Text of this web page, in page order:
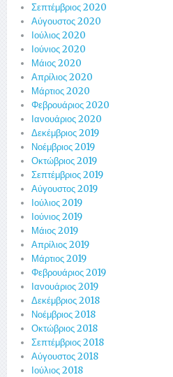
Σεπτέμβριος 2020
Αύγουστος 2020
Ιούλιος 2020
Ιούνιος 2020
Μάιος 2020
Απρίλιος 2020
Μάρτιος 2020
Φεβρουάριος 2020
Ιανουάριος 2020
Δεκέμβριος 2019
Νοέμβριος 2019
Οκτώβριος 2019
Σεπτέμβριος 2019
Αύγουστος 2019
Ιούλιος 2019
Ιούνιος 2019
Μάιος 2019
Απρίλιος 2019
Μάρτιος 2019
Φεβρουάριος 2019
Ιανουάριος 2019
Δεκέμβριος 2018
Νοέμβριος 2018
Οκτώβριος 2018
Σεπτέμβριος 2018
Αύγουστος 2018
Ιούλιος 2018